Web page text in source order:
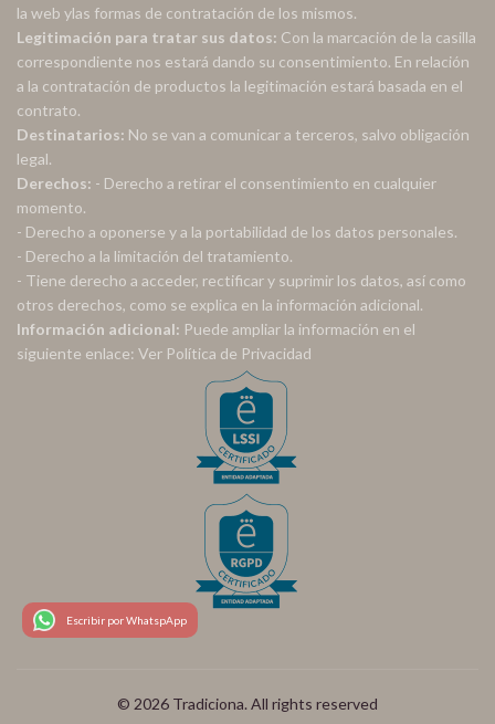
la web ylas formas de contratación de los mismos.
Legitimación para tratar sus datos: Con la marcación de la casilla
correspondiente nos estará dando su consentimiento. En relación
a la contratación de productos la legitimación estará basada en el
contrato.
Destinatarios: No se van a comunicar a terceros, salvo obligación
legal.
Derechos: - Derecho a retirar el consentimiento en cualquier
momento.
- Derecho a oponerse y a la portabilidad de los datos personales.
- Derecho a la limitación del tratamiento.
- Tiene derecho a acceder, rectificar y suprimir los datos, así como
otros derechos, como se explica en la información adicional.
Información adicional: Puede ampliar la información en el
siguiente enlace: Ver Política de Privacidad
© 2026 Tradiciona. All rights reserved
Escribir por WhatspApp